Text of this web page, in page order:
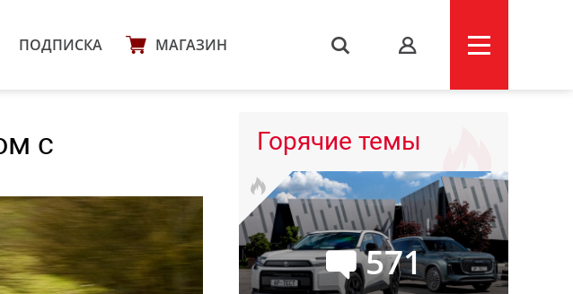
ПОДПИСКА МАГАЗИН s
с Горячие темы
571